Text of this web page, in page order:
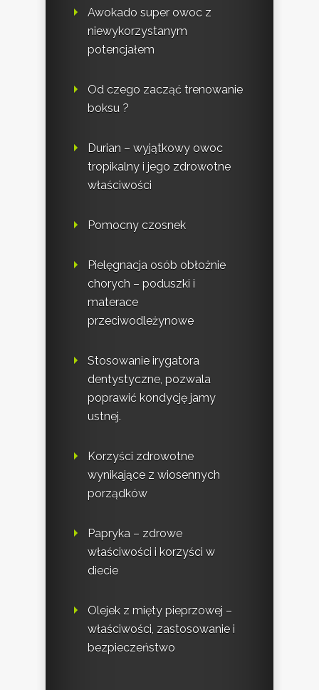
Awokado super owoc z
niewykorzystanym
potencjałem
Od czego zacząć trenowanie
boksu ?
Durian – wyjątkowy owoc
tropikalny i jego zdrowotne
właściwości
Pomocny czosnek
Pielęgnacja osób obłożnie
chorych – poduszki i
materace
przeciwodleżynowe
Stosowanie irygatora
dentystyczne, pozwala
poprawić kondycję jamy
ustnej.
Korzyści zdrowotne
wynikające z wiosennych
porządków
Papryka – zdrowe
właściwości i korzyści w
diecie
Olejek z mięty pieprzowej –
właściwości, zastosowanie i
bezpieczeństwo